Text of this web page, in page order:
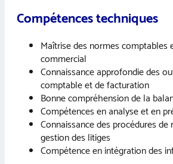
Compétences techniques
Maîtrise des normes comptables
commercial
Connaissance approfondie des
comptable et de facturation
Bonne compréhension de la
Compétences en analyse et en
Connaissance des procédures
gestion des litiges
Compétence en intégration des